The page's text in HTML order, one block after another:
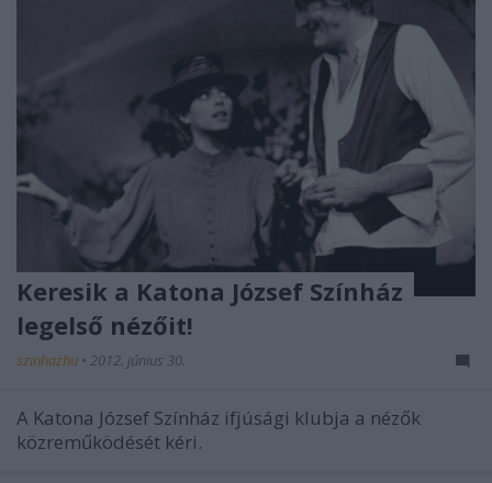
Keresik a Katona József Színház
legelső nézőit!
szinhazhu • 2012. június 30.
A Katona József Színház ifjúsági klubja a nézők
közreműködését kéri.